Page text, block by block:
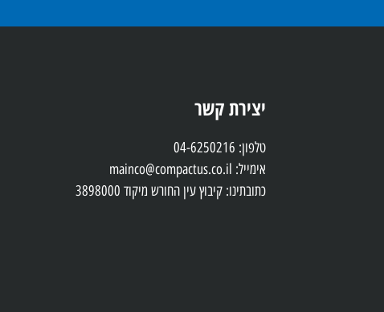
יצירת קשר
טלפון: 04-6250216
אימייל: mainco@compactus.co.il
כתובתינו: קיבוץ עין החורש מיקוד 3898000